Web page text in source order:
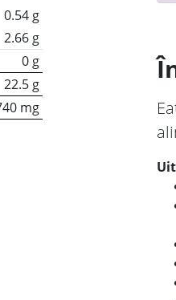
0.54 g
2.66 g
0 g
22.5 g
mg